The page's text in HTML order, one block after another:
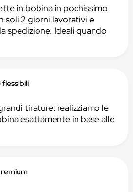
in bobina in pochissimo
soli 2 giorni lavorativi e
spedizione. Ideali quando
tirature: realizziamo le
esattamente in base alle